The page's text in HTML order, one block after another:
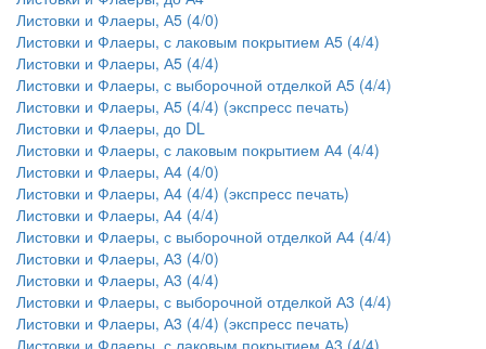
Листовки и Флаеры, А5 (4/0)
Листовки и Флаеры, с лаковым покрытием А5 (4/4)
Листовки и Флаеры, А5 (4/4)
Листовки и Флаеры, с выборочной отделкой А5 (4/4)
Листовки и Флаеры, А5 (4/4) (экспресс печать)
Листовки и Флаеры, до DL
Листовки и Флаеры, с лаковым покрытием А4 (4/4)
Листовки и Флаеры, А4 (4/0)
Листовки и Флаеры, А4 (4/4) (экспресс печать)
Листовки и Флаеры, А4 (4/4)
Листовки и Флаеры, с выборочной отделкой А4 (4/4)
Листовки и Флаеры, А3 (4/0)
Листовки и Флаеры, А3 (4/4)
Листовки и Флаеры, с выборочной отделкой А3 (4/4)
Листовки и Флаеры, А3 (4/4) (экспресс печать)
Листовки и Флаеры, с лаковым покрытием А3 (4/4)